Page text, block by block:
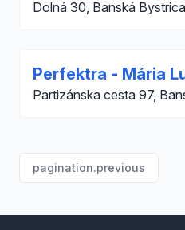
Dolná 30, Banská Bystrica
Perfektra - Mária
Partizánska cesta 97,
pagination.previous